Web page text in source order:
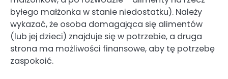
byłego małżonka w stanie niedostatku). Należy
wykazać, że osoba domagająca się alimentów
(lub jej dzieci) znajduje się w potrzebie, a druga
strona ma możliwości finansowe, aby tę potrzebę
zaspokoić.